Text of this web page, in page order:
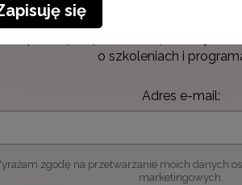
o szkoleniach i
Adres e-mail:
zgodę na przetwarzanie moich danych
marketingowych.
się